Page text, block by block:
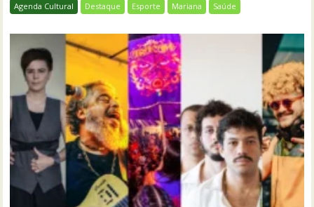
Agenda Cultural Destaque Esporte Mariana Saúde